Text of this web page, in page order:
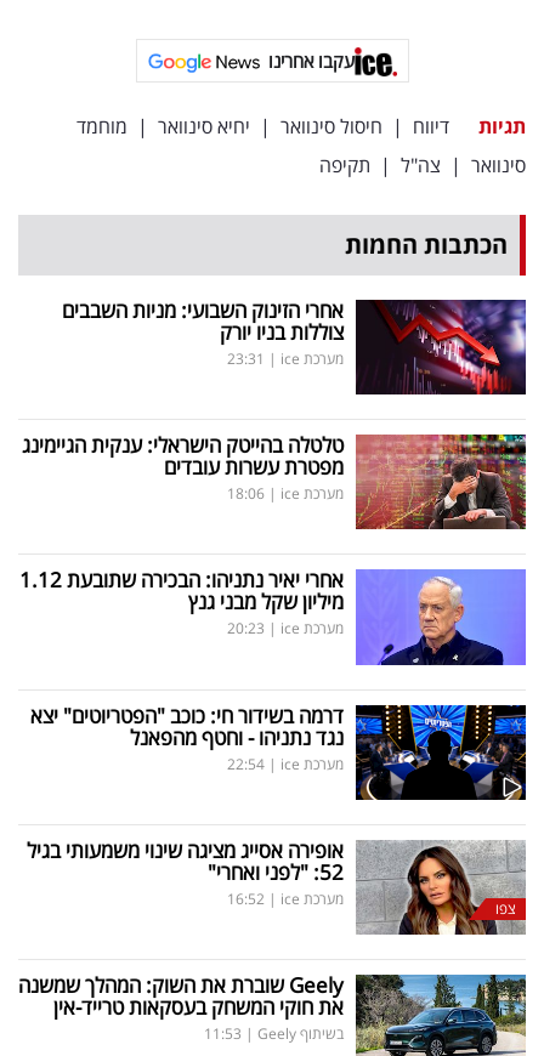
עקבו
אחרינו:
עקבו אחרינו
תגיות דיווח | חיסול סינוואר | יחיא סינוואר | מוחמד
סינוואר | צה"ל | תקיפה
הכתבות החמות
אחרי הזינוק השבועי: מניות השבבים
צוללות בניו יורק
מערכת ice |
23:31
טלטלה בהייטק הישראלי: ענקית הגיימינג
מפטרת עשרות עובדים
מערכת ice |
18:06
אחרי יאיר נתניהו: הבכירה שתובעת 1.12
מיליון שקל מבני גנץ
מערכת ice |
20:23
דרמה בשידור חי: כוכב "הפטריוטים" יצא
נגד נתניהו - וחטף מהפאנל
מערכת ice |
22:54
צפו
אופירה אסייג מציגה שינוי משמעותי בגיל
52: "לפני ואחרי"
מערכת ice |
16:52
Geelyשוברת את השוק: המהלך שמשנה
את חוקי המשחק בעסקאות טרייד-אין
בשיתוף Geely |
11:53